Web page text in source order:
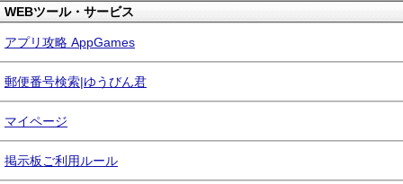
WEBツール・サービス
アプリ攻略 AppGames
郵便番号検索|ゆうびん君
マイページ
掲示板ご利用ルール